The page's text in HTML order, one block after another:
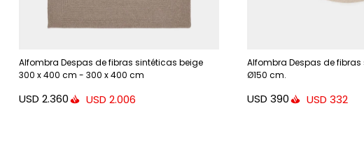
Alfombra Despas de fibras sintéticas beige
300 x 400 cm - 300 x 400 cm
USD 2.360 USD 2.006
Alfombra Despas de
Ø150 cm.
USD 390 USD 332